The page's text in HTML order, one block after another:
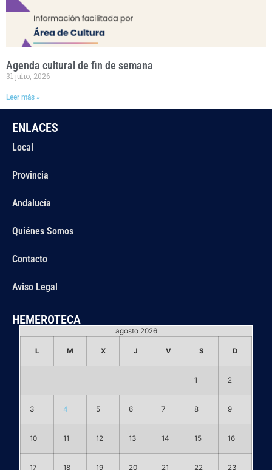
Agenda cultural de fin de semana
31 julio, 2026
Leer más »
ENLACES
Local
Provincia
Andalucía
Quiénes Somos
Contacto
Aviso Legal
HEMEROTECA
agosto 2026
L M X J V S D
1 2
3 4 5 6 7 8 9
10 11 12 13 14 15 16
17 18 19 20 21 22 23